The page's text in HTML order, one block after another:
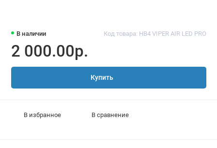
В наличии Код товара: HB4 VIPER AIR LED PRO
2 000.00р.
Купить
В избранное В сравнение